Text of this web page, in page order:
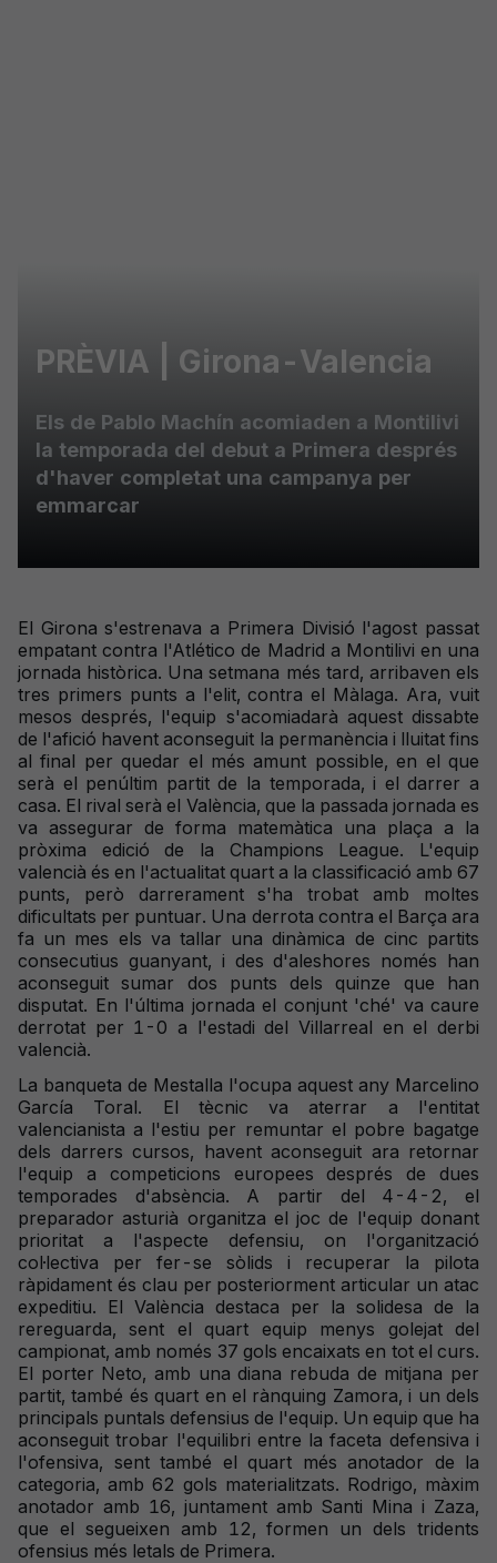
PRÈVIA | Girona-Valencia
Els de Pablo Machín acomiaden a Montilivi
la temporada del debut a Primera després
d'haver completat una campanya per
emmarcar
El Girona s'estrenava a Primera Divisió l'agost passat
empatant contra l'Atlético de Madrid a Montilivi en una
jornada històrica. Una setmana més tard, arribaven els
tres primers punts a l'elit, contra el Màlaga. Ara, vuit
mesos després, l'equip s'acomiadarà aquest dissabte
de l'afició havent aconseguit la permanència i lluitat fins
al final per quedar el més amunt possible, en el que
serà el penúltim partit de la temporada, i el darrer a
casa. El rival serà el València, que la passada jornada es
va assegurar de forma matemàtica una plaça a la
pròxima edició de la Champions League. L'equip
valencià és en l'actualitat quart a la classificació amb 67
punts, però darrerament s'ha trobat amb moltes
dificultats per puntuar. Una derrota contra el Barça ara
fa un mes els va tallar una dinàmica de cinc partits
consecutius guanyant, i des d'aleshores només han
aconseguit sumar dos punts dels quinze que han
disputat. En l'última jornada el conjunt 'ché' va caure
derrotat per 1-0 a l'estadi del Villarreal en el derbi
valencià.
La banqueta de Mestalla l'ocupa aquest any Marcelino
García Toral. El tècnic va aterrar a l'entitat
valencianista a l'estiu per remuntar el pobre bagatge
dels darrers cursos, havent aconseguit ara retornar
l'equip a competicions europees després de dues
temporades d'absència. A partir del 4-4-2, el
preparador asturià organitza el joc de l'equip donant
prioritat a l'aspecte defensiu, on l'organització
col·lectiva per fer-se sòlids i recuperar la pilota
ràpidament és clau per posteriorment articular un atac
expeditiu. El València destaca per la solidesa de la
rereguarda, sent el quart equip menys golejat del
campionat, amb només 37 gols encaixats en tot el curs.
El porter Neto, amb una diana rebuda de mitjana per
partit, també és quart en el rànquing Zamora, i un dels
principals puntals defensius de l'equip. Un equip que ha
aconseguit trobar l'equilibri entre la faceta defensiva i
l'ofensiva, sent també el quart més anotador de la
categoria, amb 62 gols materialitzats. Rodrigo, màxim
anotador amb 16, juntament amb Santi Mina i Zaza,
que el segueixen amb 12, formen un dels tridents
ofensius més letals de Primera.